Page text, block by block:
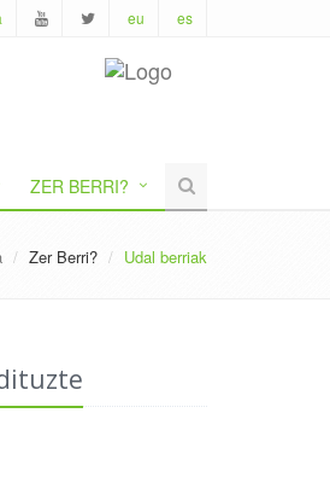
eu es
ZER BERRI?
Zer Berri? Udal berriak